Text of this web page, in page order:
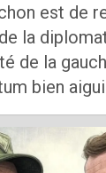
est de
la
de la
bien